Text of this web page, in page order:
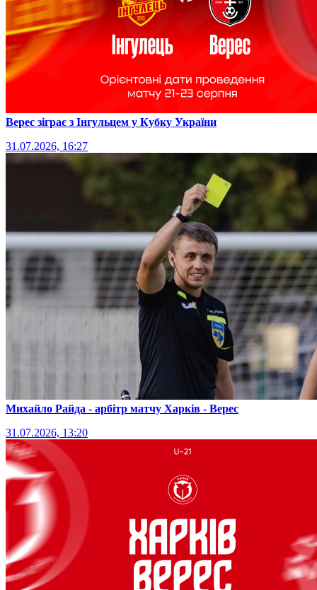
Верес зіграє з Інгульцем у Кубку України
31.07.2026, 16:27
Михайло Райда - арбітр матчу Харків - Верес
31.07.2026, 13:20